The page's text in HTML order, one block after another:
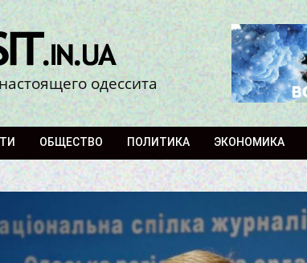
одессита
ОБЩЕСТВО ПОЛИТИКА ЭКОНОМИКА